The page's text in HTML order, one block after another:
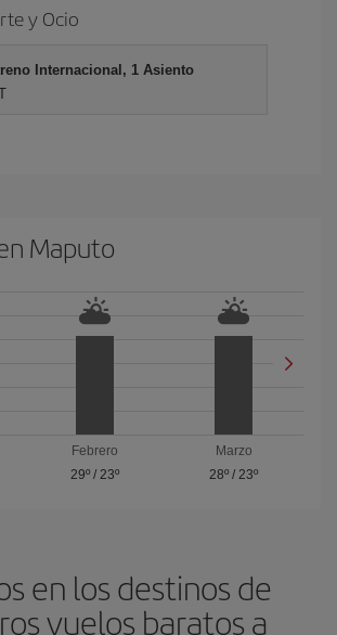
y Ocio
Internacional, 1 Asiento
Maputo
Febrero
29º/ 23º
Marzo
28º /23º
en los destinos de
vuelos baratos a